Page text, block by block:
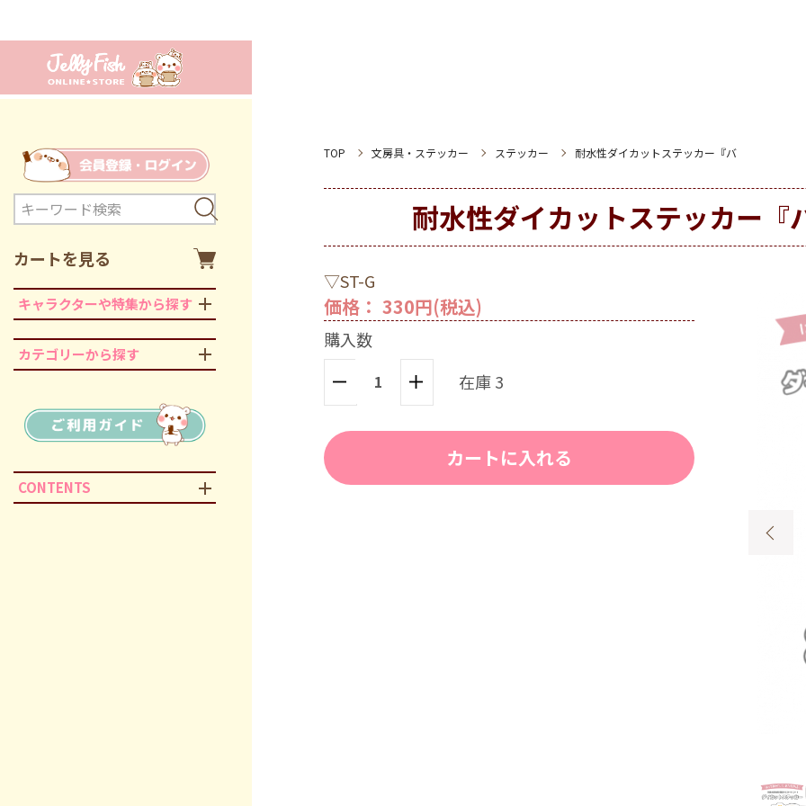
カートを見る
キャラクターや特集から探す
カテゴリーから探す
CONTENTS
TOP 文房具・ステッカー ステッカー 耐水性ダイカットステッカー『バ
耐水性ダイカットステッカー『
▽ST-G
価格： 330円(税込)
購入数
在庫 3
カートに入れる